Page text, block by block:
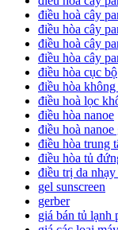
điều hoà cây
điều hòa cây
điều hoà cây
điều hòa cây
điều hòa cục bộ
điều hòa
điều hoà lọc
điều hòa nanoe
điều hoà nanoe
điều hòa trung
điều hòa tủ
điều trị da nhạy
gel sunscreen
gerber
giá bán tủ lạnh